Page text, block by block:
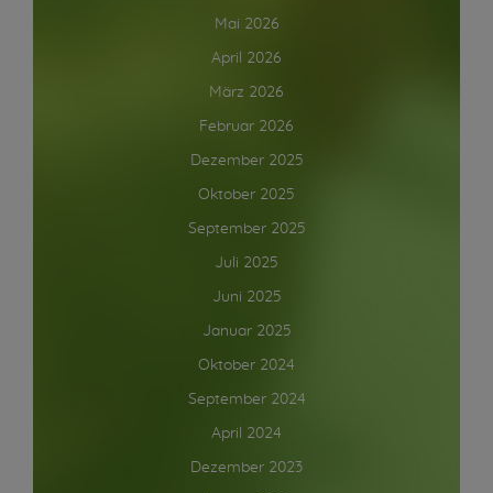
Mai 2026
April 2026
März 2026
Februar 2026
Dezember 2025
Oktober 2025
September 2025
Juli 2025
Juni 2025
Januar 2025
Oktober 2024
September 2024
April 2024
Dezember 2023